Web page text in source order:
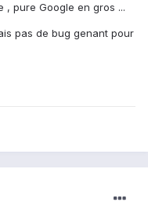
, pure Google en gros ...
pas de bug genant pour